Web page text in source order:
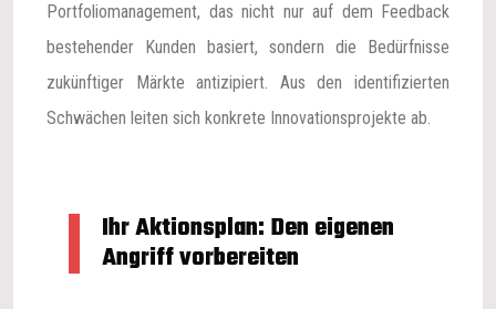
Portfoliomanagement, das nicht nur auf dem Feedback
bestehender Kunden basiert, sondern die Bedürfnisse
zukünftiger Märkte antizipiert. Aus den identifizierten
Schwächen leiten sich konkrete Innovationsprojekte ab.
Ihr Aktionsplan: Den eigenen
Angriff vorbereiten